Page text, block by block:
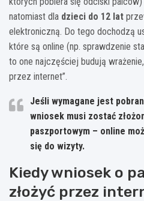
natomiast dla dzieci do 12 lat
elektroniczną. Do tego dochodzą
które są online (np. sprawdzenie
to one najczęściej budują
przez internet”.
Jeśli wymagane jest
wniosek musi zostać
paszportowym – online
się do wizyty.
Kiedy wniosek o
złożyć przez